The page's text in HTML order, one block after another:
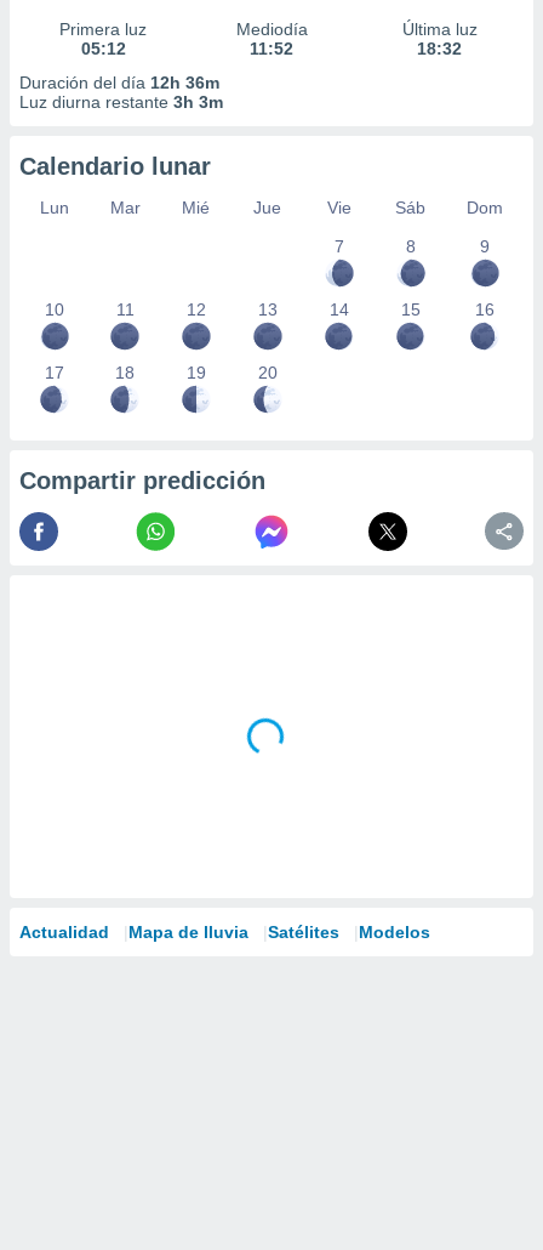
Primera luz
05:12
Mediodía
11:52
Última luz
18:32
Duración del día 12h 36m
Luz diurna restante 3h 3m
Calendario lunar
Lun Mar Mié Jue Vie Sáb
Dom
7
8 9
10 11 12 13 14 15 16
17 18 19 20
Compartir predicción
Actualidad Mapa de lluvia Satélites Modelos